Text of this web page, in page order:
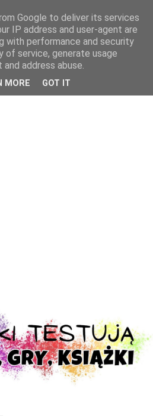
Google to deliver its services
IP address and user-agent are
with performance and security
of service, generate usage
address abuse.
MORE GOT IT